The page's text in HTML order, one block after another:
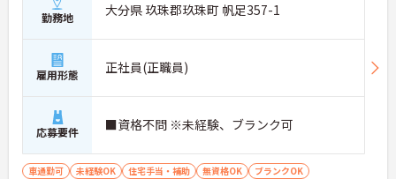
勤務地 大分県 玖珠郡玖珠町 帆足357-1
雇用形態 正社員(正職員)
応募要件 ■資格不問 ※未経験、ブランク可
車通勤可 未経験OK 住宅手当・補助 無資格OK
ブランクOK